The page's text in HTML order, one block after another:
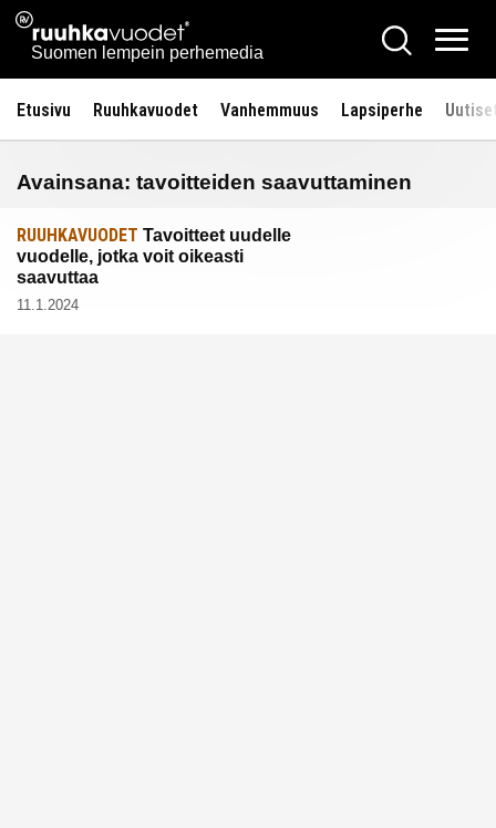
Siirry
sisältöön
Ruuhkavuodet.fi
Suomen lempein perhemedia
Hae
Etusivu Ruuhkavuodet Vanhemmuus Lapsiperhe
Avainsana: tavoitteiden saavuttaminen
RUUHKAVUODET Tavoitteet uudelle
vuodelle, jotka voit oikeasti
saavuttaa
11.1.2024